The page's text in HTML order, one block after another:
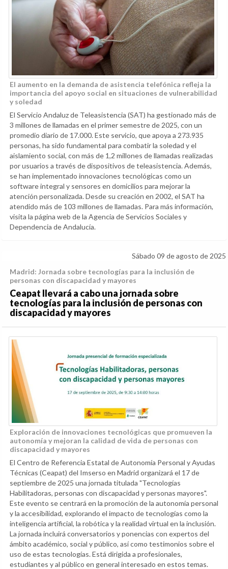
El aumento en la demanda de asistencia telefónica refleja la
importancia del apoyo social en situaciones de vulnerabilidad
y soledad
El Servicio Andaluz de Teleasistencia (SAT) ha gestionado más de
3 millones de llamadas en el primer semestre de 2025, con un
promedio diario de 17.000. Este servicio, que apoya a 273.935
personas, ha sido fundamental para combatir la soledad y el
aislamiento social, con más de 1,2 millones de llamadas realizadas
por usuarios a través de dispositivos de teleasistencia. Además,
se han implementado innovaciones tecnológicas como un
software integral y sensores en domicilios para mejorar la
atención personalizada. Desde su creación en 2002, el SAT ha
atendido más de 103 millones de llamadas. Para más información,
visita la página web de la Agencia de Servicios Sociales y
Dependencia de Andalucía.
Sábado 09 de agosto de 2025
Madrid: Jornada sobre tecnologías para la inclusión de
personas con discapacidad y mayores
Ceapat llevará a cabo una jornada sobre
tecnologías para la inclusión de personas con
discapacidad y mayores
Exploración de innovaciones tecnológicas que promueven la
autonomía y mejoran la calidad de vida de personas con
discapacidad y mayores
El Centro de Referencia Estatal de Autonomía Personal y Ayudas
Técnicas (Ceapat) del Imserso en Madrid organizará el 17 de
septiembre de 2025 una jornada titulada "Tecnologías
Habilitadoras, personas con discapacidad y personas mayores".
Este evento se centrará en la promoción de la autonomía personal
y la accesibilidad, explorando el impacto de tecnologías como la
inteligencia artificial, la robótica y la realidad virtual en la inclusión.
La jornada incluirá conversatorios y ponencias con expertos del
ámbito académico, social y público, así como testimonios sobre el
uso de estas tecnologías. Está dirigida a profesionales,
estudiantes y al público en general interesado en estos temas.